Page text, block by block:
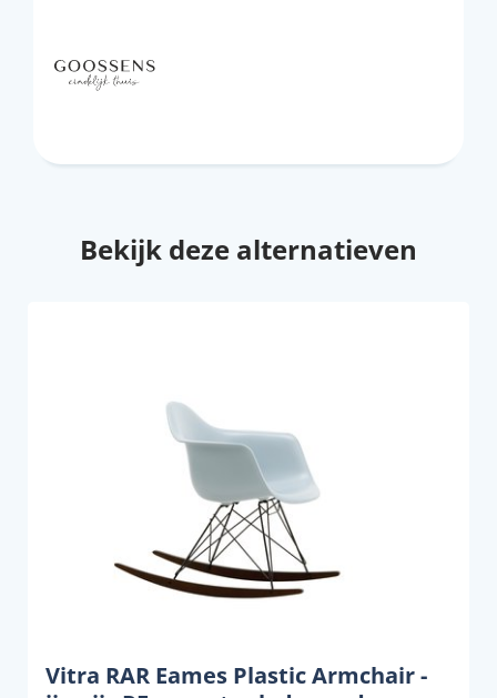
Bekijk deze alternatieven
Vitra RAR Eames Plastic Armchair -